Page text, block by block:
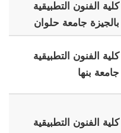
كلية الفنون التطبيقية
بالجيزة جامعة حلوان
كلية الفنون التطبيقية
جامعة بنها
كلية الفنون التطبيقية